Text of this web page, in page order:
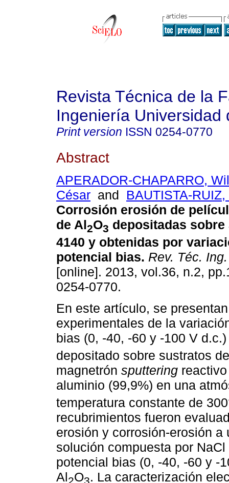
Revista Técnica de la
Ingeniería Universidad
Print version ISSN 0254-0770
Abstract
APERADOR-CHAPARRO,
César and BAUTISTA-
Corrosión erosión de
de Al2O3 depositadas sobre
4140 y obtenidas por
potencial bias. Rev. Téc.
[online]. 2013, vol.36, n.2,
0254-0770.
En este artículo, se
experimentales de la
bias (0, -40, -60 y -100 V
depositado sobre sustratos
magnetrón sputtering
aluminio (99,9%) en una
temperatura constante de
recubrimientos fueron
erosión y corrosión-erosión a
solución compuesta por
potencial bias (0, -40, -60 y -
Al O . La caracterización